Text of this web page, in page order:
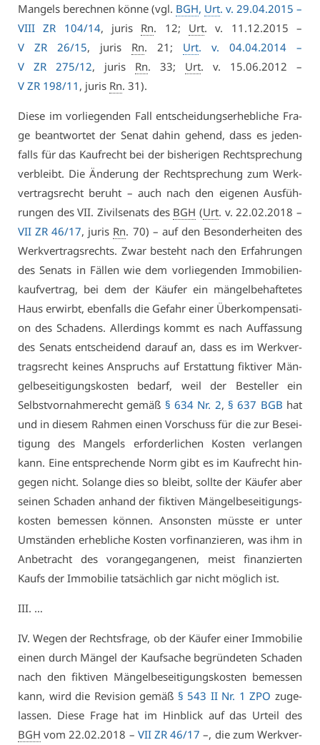
Man­gels be­rech­nen kön­ne (vgl. BGH, Urt. v. 29.04.2015 –
VI­II ZR 104/14, ju­ris Rn. 12; Urt. v. 11.12.2015 –
V ZR 26/15, ju­ris Rn. 21; Urt. v. 04.04.2014 –
V ZR 275/12, ju­ris Rn. 33; Urt. v. 15.06.2012 –
V ZR 198/11 , ju­ris Rn. 31).
Die­se im vor­lie­gen­den Fall ent­schei­dungs­er­heb­li­che Fra­
ge be­ant­wor­tet der Se­nat da­hin ge­hend, dass es je­den­
falls für das Kauf­recht bei der bis­he­ri­gen Recht­spre­chung
ver­bleibt. Die Än­de­rung der Recht­spre­chung zum Werk­
ver­trags­recht be­ruht – auch nach den ei­ge­nen Aus­füh­
run­gen des VII. Zi­vil­se­nats des BGH (Urt. v. 22.02.2018 –
VII ZR 46/17, ju­ris Rn. 70) – auf den Be­son­der­hei­ten des
Werk­ver­trags­rechts. Zwar be­steht nach den Er­fah­run­gen
des Se­nats in Fäl­len wie dem vor­lie­gen­den Im­mo­bi­li­en­
kauf­ver­trag, bei dem der Käu­fer ein män­gel­be­haf­te­tes
Haus er­wirbt, eben­falls die Ge­fahr ei­ner Über­kom­pen­sa­ti­
on des Scha­dens. Al­ler­dings kommt es nach Auf­fas­sung
des Se­nats ent­schei­dend dar­auf an, dass es im Werk­ver­
trags­recht kei­nes An­spruchs auf Er­stat­tung fik­ti­ver Män­
gel­be­sei­ti­gungs­kos­ten be­darf, weil der Be­stel­ler ein
Selbst­vor­nah­me­recht ge­mäß § 634 Nr. 2, § 637 BGB hat
und in die­sem Rah­men ei­nen Vor­schuss für die zur Be­sei­
ti­gung des Man­gels er­for­der­li­chen Kos­ten ver­lan­gen
kann. Ei­ne ent­spre­chen­de Norm gibt es im Kauf­recht hin­
ge­gen nicht. So­lan­ge dies so bleibt, soll­te der Käu­fer aber
sei­nen Scha­den an­hand der fik­ti­ven Män­gel­be­sei­ti­gungs­
kos­ten be­mes­sen kön­nen. An­sons­ten müss­te er un­ter
Um­stän­den er­heb­li­che Kos­ten vor­fi­nan­zie­ren, was ihm in
An­be­tracht des vor­an­ge­gan­ge­nen, meist fi­nan­zier­ten
Kaufs der Im­mo­bi­lie tat­säch­lich gar nicht mög­lich ist.
III. …
IV. We­gen der Rechts­fra­ge, ob der Käu­fer ei­ner Im­mo­bi­lie
ei­nen durch Män­gel der Kauf­sa­che be­grün­de­ten Scha­den
nach den fik­ti­ven Män­gel­be­sei­ti­gungs­kos­ten be­mes­sen
kann, wird die Re­vi­si­on ge­mäß § 543 II Nr. 1 ZPO zu­ge­
las­sen. Die­se Fra­ge hat im Hin­blick auf das Ur­teil des
BGH vom 22.02.2018 – VII ZR 46/17 –, die zum Werk­ver­